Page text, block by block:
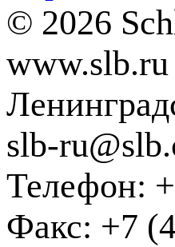
© 2026
www.slb.ru
slb-
Телефон:
Факс: +7